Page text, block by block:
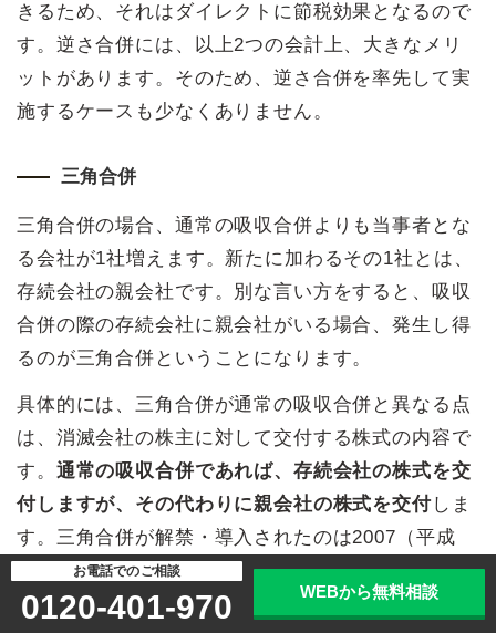
きるため、それはダイレクトに節税効果となるので
す。逆さ合併には、以上2つの会計上、大きなメリ
ットがあります。そのため、逆さ合併を率先して実
施するケースも少なくありません。
三角合併
三角合併の場合、通常の吸収合併よりも当事者とな
る会社が1社増えます。新たに加わるその1社とは、
存続会社の親会社です。別な言い方をすると、吸収
合併の際の存続会社に親会社がいる場合、発生し得
るのが三角合併ということになります。
具体的には、三角合併が通常の吸収合併と異なる点
は、消滅会社の株主に対して交付する株式の内容で
す。 通常の吸収合併であれば、存続会社の株式を交
付しますが、その代わりに親会社の株式を交付しま
す。三角合併が解禁・導入されたのは2007（平成
19）年からです。
その大きな理由は2点あります。1つには、親会社に
お電話でのご相談
0120-401-970 WEBから無料相談